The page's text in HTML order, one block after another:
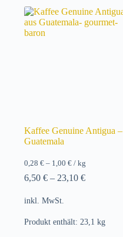
Kaffee Genuine Antigua –
Guatemala
0,28 €– 1,00 €/ kg
6,50 €– 23,10 €
inkl. MwSt.
Produkt enthält: 23,1 kg